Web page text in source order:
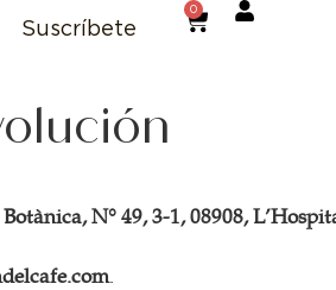
Suscríbete
0
Nº 49, 3-1, 08908,
.